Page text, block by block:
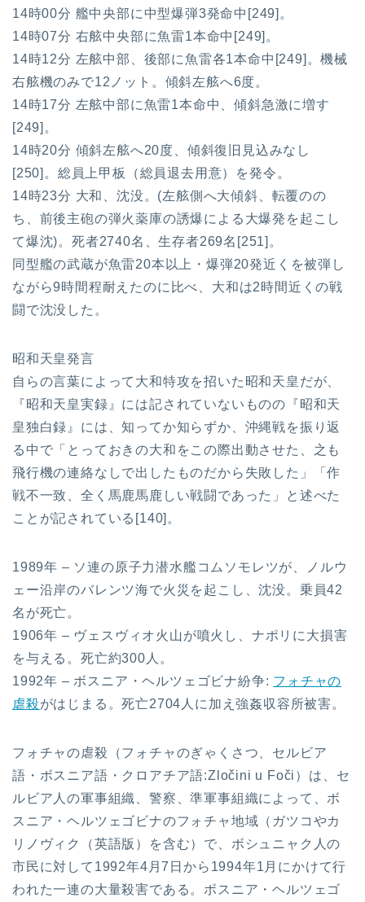
14時00分 艦中央部に中型爆弾3発命中[249]。
14時07分 右舷中央部に魚雷1本命中[249]。
14時12分 左舷中部、後部に魚雷各1本命中[249]。機械
右舷機のみで12ノット。傾斜左舷へ6度。
14時17分 左舷中部に魚雷1本命中、傾斜急激に増す
[249]。
14時20分 傾斜左舷へ20度、傾斜復旧見込みなし
[250]。総員上甲板（総員退去用意）を発令。
14時23分 大和、沈没。(左舷側へ大傾斜、転覆のの
ち、前後主砲の弾火薬庫の誘爆による大爆発を起こし
て爆沈)。死者2740名、生存者269名[251]。
同型艦の武蔵が魚雷20本以上・爆弾20発近くを被弾し
ながら9時間程耐えたのに比べ、大和は2時間近くの戦
闘で沈没した。
昭和天皇発言
自らの言葉によって大和特攻を招いた昭和天皇だが、
『昭和天皇実録』には記されていないものの『昭和天
皇独白録』には、知ってか知らずか、沖縄戦を振り返
る中で「とっておきの大和をこの際出動させた、之も
飛行機の連絡なしで出したものだから失敗した」「作
戦不一致、全く馬鹿馬鹿しい戦闘であった」と述べた
ことが記されている[140]。
1989年 – ソ連の原子力潜水艦コムソモレツが、ノルウ
ェー沿岸のバレンツ海で火災を起こし、沈没。乗員42
名が死亡。
1906年 – ヴェスヴィオ火山が噴火し、ナポリに大損害
を与える。死亡約300人。
1992年 – ボスニア・ヘルツェゴビナ紛争: フォチャの
虐殺がはじまる。死亡2704人に加え強姦収容所被害。
フォチャの虐殺（フォチャのぎゃくさつ、セルビア
語・ボスニア語・クロアチア語:Zločini u Foči）は、セ
ルビア人の軍事組織、警察、準軍事組織によって、ボ
スニア・ヘルツェゴビナのフォチャ地域（ガツコやカ
リノヴィク（英語版）を含む）で、ボシュニャク人の
市民に対して1992年4月7日から1994年1月にかけて行
われた一連の大量殺害である。ボスニア・ヘルツェゴ